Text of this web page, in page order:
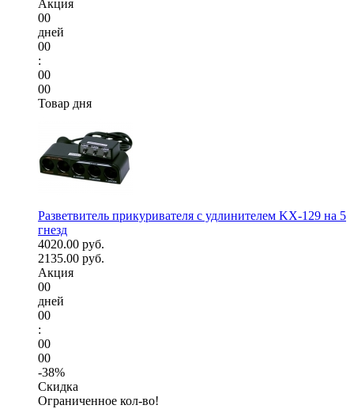
Акция
00
дней
00
:
00
00
Товар дня
Разветвитель прикуривателя с удлинителем KX-129 на 5
гнезд
4020.00 руб.
2135.00 руб.
Акция
00
дней
00
:
00
00
-38%
Скидка
Ограниченное кол-во!